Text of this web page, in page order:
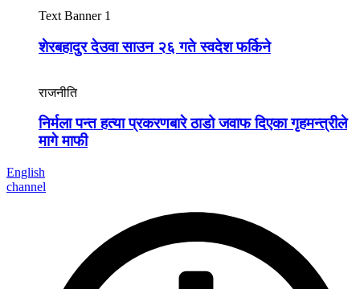
Text Banner 1
शेरबहादुर देउवा साउन २६ गते स्वदेश फर्किने
राजनीति
निर्मला पन्त हत्या प्रकरणबारे ठाडो जवाफ दिएका गृहमन्त्रीले
मागे माफी
English
channel